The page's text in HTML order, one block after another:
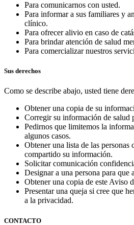
Para comunicarnos con usted.
Para informar a sus familiares y
clínico.
Para ofrecer alivio en caso de
Para brindar atención de salud
Para comercializar nuestros
Sus derechos
Como se describe abajo, usted tiene
Obtener una copia de su
Corregir su información de salud
Pedirnos que limitemos la
algunos casos.
Obtener una lista de las personas
compartido su información.
Solicitar comunicación
Designar a una persona para que
Obtener una copia de este Aviso
Presentar una queja si cree que
a la privacidad.
CONTACTO